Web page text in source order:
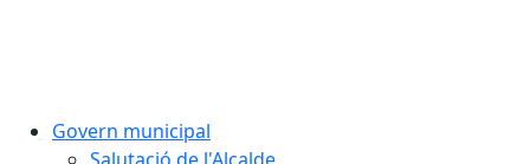
Govern municipal